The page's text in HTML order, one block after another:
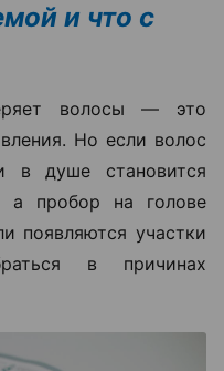
и что с
волосы — это
Но если волос
в душе становится
а пробор на голове
появляются участки
в причинах